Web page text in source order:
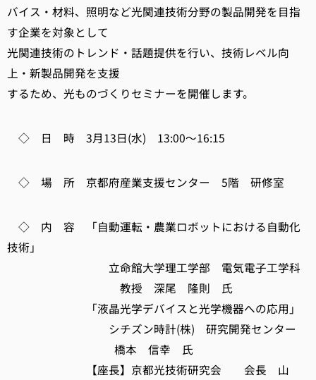
バイス・材料、照明など光関連技術分野の製品開発を目指
す企業を対象として
光関連技術のトレンド・話題提供を行い、技術レベル向
上・新製品開発を支援
するため、光ものづくりセミナーを開催します。
◇ 日 時 3月13日(水) 13:00～16:15
◇ 場 所 京都府産業支援センター 5階 研修室
◇ 内 容 「自動運転・農業ロボットにおける自動化
技術」
立命館大学理工学部 電気電子工学科
教授 深尾 隆則 氏
「液晶光学デバイスと光学機器への応用」
シチズン時計(株) 研究開発センター
橋本 信幸 氏
【座長】京都光技術研究会 会長 山